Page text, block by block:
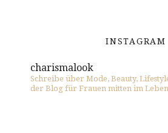
INSTAGRAM
charismalook
Schreibe über Mode, Beauty,
der Blog für Frauen mitten im